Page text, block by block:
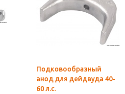
Подковообразный
анод для дейдвуда 40-
60 л.с.